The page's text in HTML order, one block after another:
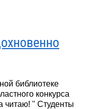
библиотеке
конкурса
читаю! " Студенты